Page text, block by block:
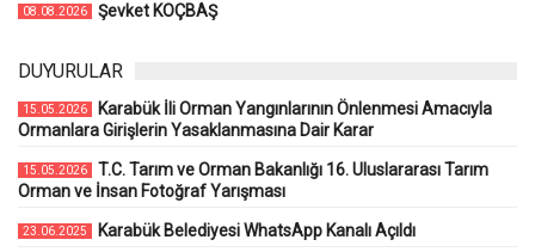
08.08.2026 Şevket KOÇBAŞ
DUYURULAR
15.05.2026
Karabük İli Orman Yangınlarının Önlenmesi Amacıyla
Ormanlara Girişlerin Yasaklanmasına Dair Karar
15.05.2026
T.C. Tarım ve Orman Bakanlığı 16. Uluslararası Tarım
Orman ve İnsan Fotoğraf Yarışması
23.06.2025 Karabük Belediyesi WhatsApp Kanalı Açıldı